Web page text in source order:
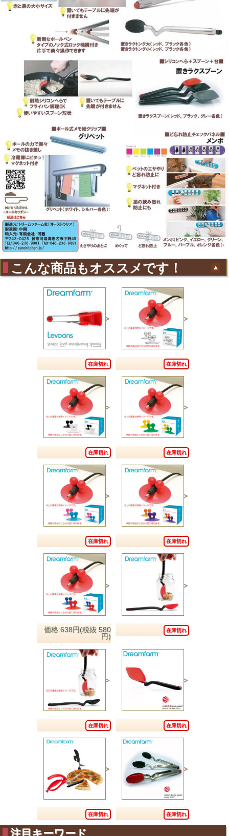
こんな商品もオススメです！
在庫切れ 在庫切れ
在庫切れ 在庫切れ
在庫切れ 在庫切れ
価格:638円(税抜 580
円)
在庫切れ
在庫切れ 在庫切れ
在庫切れ 在庫切れ
注目キーワード